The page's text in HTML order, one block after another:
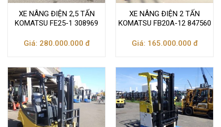
XE NÂNG ĐIỆN 2,5 TẤN
KOMATSU FE25-1 308969
Giá: 280.000.000 đ
XE NÂNG ĐIỆN 2 TẤN
KOMATSU FB20A-12 847560
Giá: 165.000.000 đ